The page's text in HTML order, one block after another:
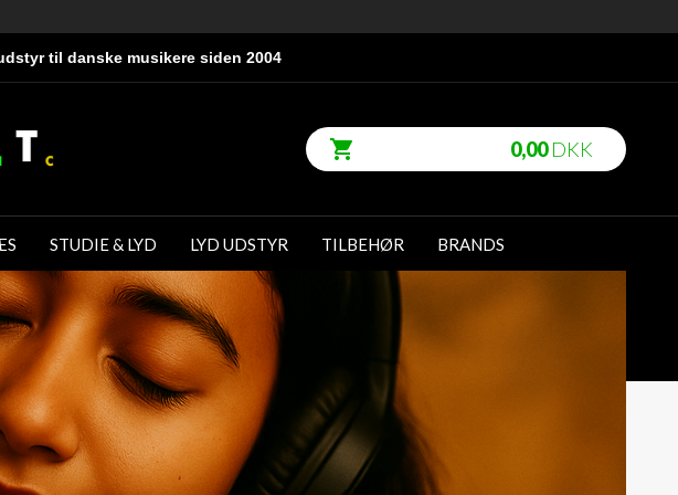
til danske musikere siden 2004
0,00DKK
STUDIE & LYD LYD UDSTYR TILBEHØR BRANDS